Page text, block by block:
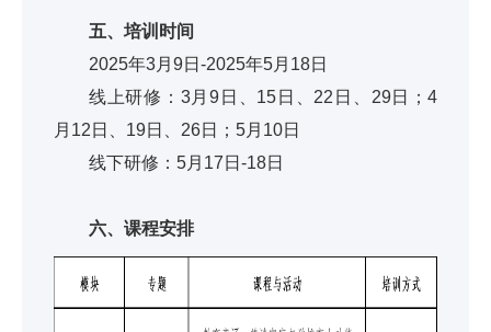
五、培训时间
2025年3月9日-2025年5月18日
线上研修：3月9日、15日、22日、29日；4
月12日、19日、26日；5月10日
线下研修：5月17日-18日
六、课程安排